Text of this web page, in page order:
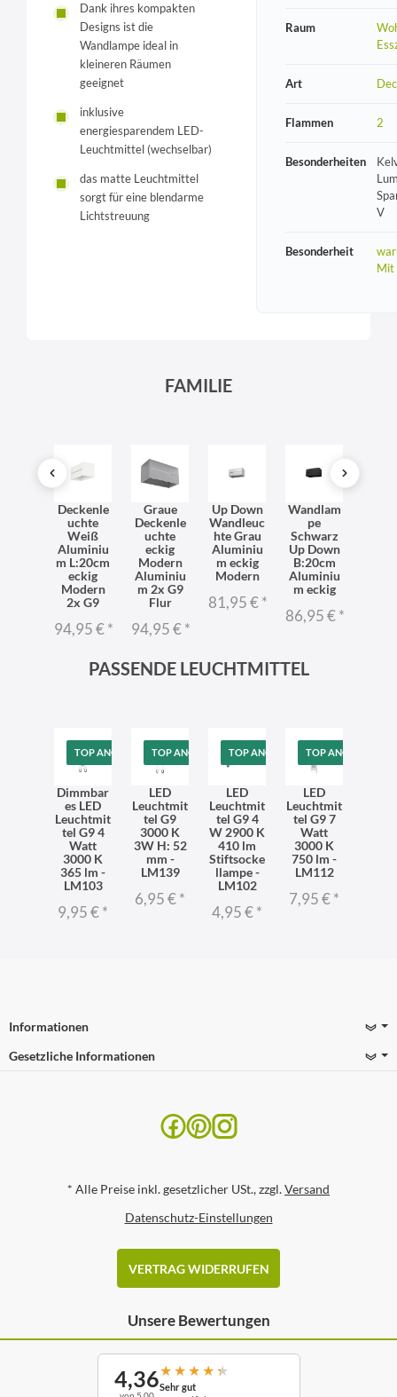
Dank ihres kompakten
Designs ist die
Wandlampe ideal in
kleineren Räumen
geeignet
inklusive
energiesparendem LED-
Leuchtmittel (wechselbar)
das matte Leuchtmittel
sorgt für eine blendarme
Lichtstreuung
Raum
Art
Flammen 2
Besonderheiten
V
Besonderheit
Mit
FAMILIE
Deckenle
uchte
Weiß
Aluminiu
m L:20cm
eckig
Modern
2x G9
94,95 €*
Graue
Deckenle
uchte
eckig
Modern
Aluminiu
m 2x G9
Flur
94,95 €*
Up Down
Wandleuc
hte Grau
Aluminiu
m eckig
Modern
81,95 €*
Wandlam
pe
Schwarz
Up Down
B:20cm
Aluminiu
m eckig
86,95 €*
PASSENDE LEUCHTMITTEL
TOP ANGEBOT
Dimmbar
es LED
Leuchtmit
tel G9 4
Watt
3000 K
365 lm -
LM103
9,95 €*
TOP ANGEBOT
LED
Leuchtmit
tel G9
3000 K
3W H: 52
mm -
LM139
6,95 €*
TOP ANGEBOT
LED
Leuchtmit
tel G9 4
W 2900 K
410 lm
Stiftsocke
llampe -
LM102
4,95 €*
TOP ANGEBOT
LED
Leuchtmit
tel G9 7
Watt
3000 K
750 lm -
LM112
7,95 €*
Informationen
Gesetzliche Informationen
* Alle Preise inkl. gesetzlicher USt., zzgl.Versand
Datenschutz-Einstellungen
VERTRAG WIDERRUFEN
Unsere Bewertungen
4,36★ ★ ★ ★ ★
Sehr gut